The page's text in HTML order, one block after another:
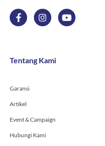
F
a
o
o
f
I
n
g
r
Y
o
Tentang Kami
Garansi
Artikel
Event & Campaign
Hubungi Kami